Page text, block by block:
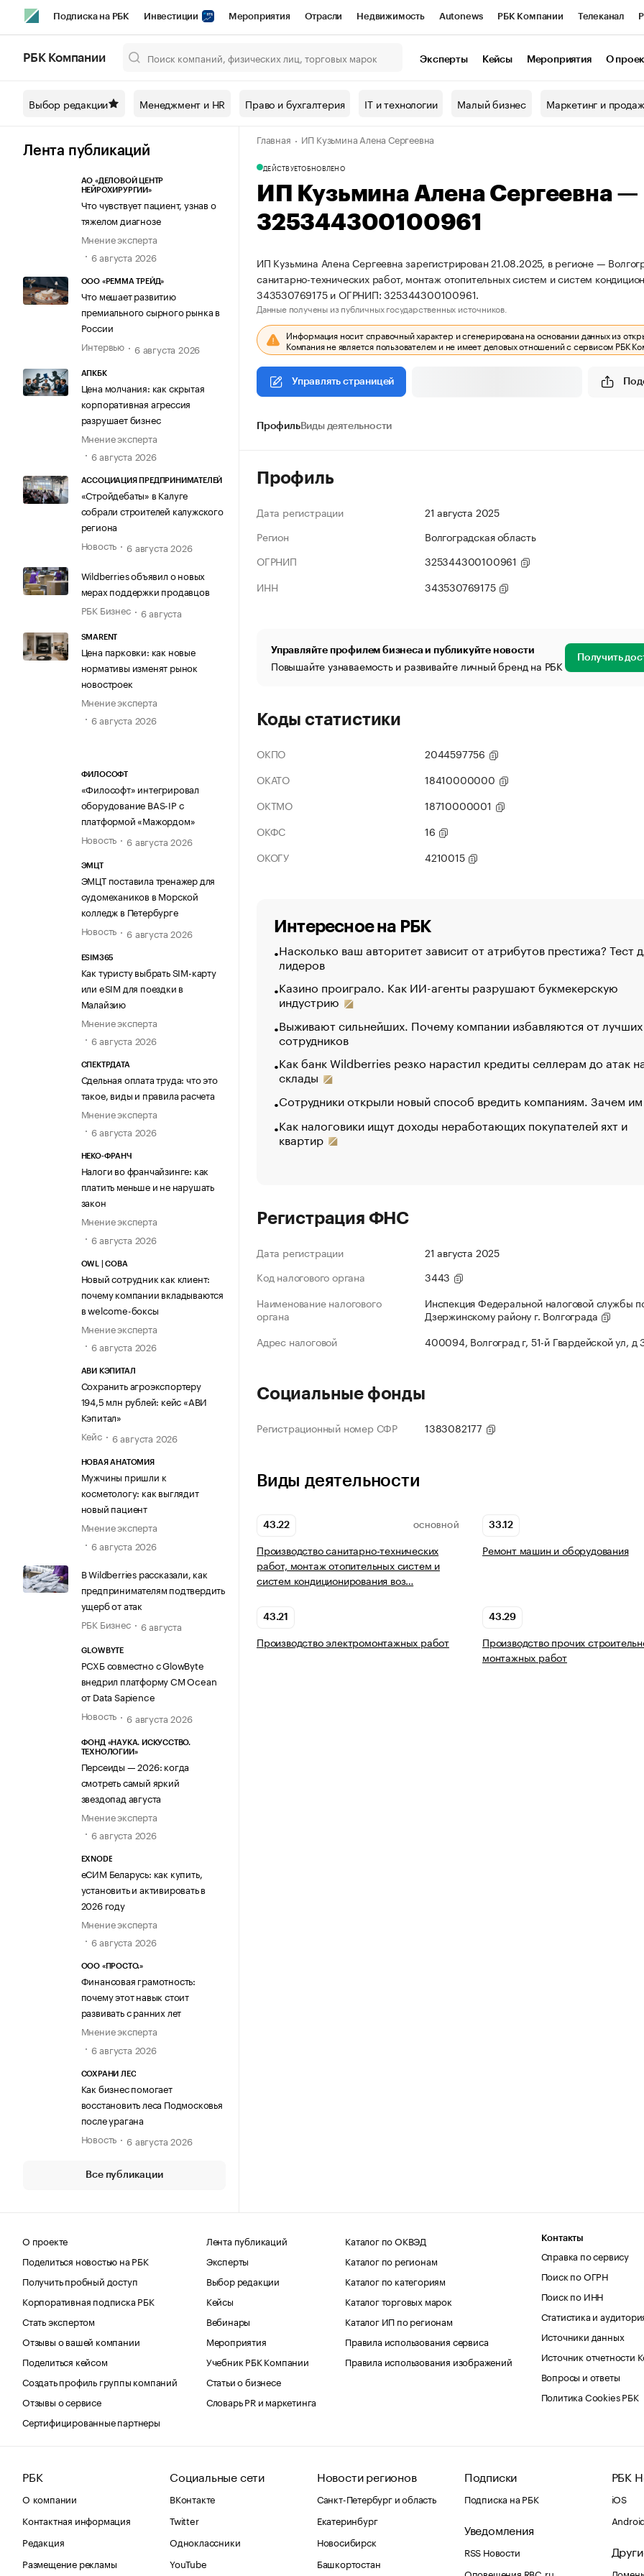
Подписка на РБК Инвестиции Мероприятия Отрасли Недвижимость Autonews РБК Компании Телеканал
Спецпроекты СПб Конференции СПб Спецпроекты Проверка контрагентов
Технологии и медиа Рынок наличной валюты
РБК Компании Эксперты Кейсы Мероприятия О
Выбор редакции Менеджмент и HR Право и бухгалтерия IT и технологии Малый бизнес Маркетинг и
Лента публикаций
АО «ДЕЛОВОЙ ЦЕНТР
НЕЙРОХИРУРГИИ»
Что чувствует пациент, узнав о
тяжелом диагнозе
Мнение эксперта
6 августа 2026
ООО «РЕММА ТРЕЙД»
Что мешает развитию
премиального сырного рынка в
России
Интервью
6 августа 2026
АПКБК
Цена молчания: как скрытая
корпоративная агрессия
разрушает бизнес
Мнение эксперта
6 августа 2026
АССОЦИАЦИЯ ПРЕДПРИНИМАТЕЛЕЙ
«Стройдебаты» в Калуге
собрали строителей калужского
региона
Новость
6 августа 2026
Wildberries объявил о новых
мерах поддержки продавцов
РБК Бизнес
6 августа
SMARENT
Цена парковки: как новые
нормативы изменят рынок
новостроек
Мнение эксперта
6 августа 2026
ФИЛОСОФТ
«Философт» интегрировал
оборудование BAS-IP с
платформой «Мажордом»
Новость
6 августа 2026
ЭМЦТ
ЭМЦТ поставила тренажер для
судомехаников в Морской
колледж в Петербурге
Новость
6 августа 2026
ESIM365
Как туристу выбрать SIM-карту
или eSIM для поездки в
Малайзию
Мнение эксперта
6 августа 2026
СПЕКТРДАТА
Сдельная оплата труда: что это
такое, виды и правила расчета
Мнение эксперта
6 августа 2026
НЕКО-ФРАНЧ
Налоги во франчайзинге: как
платить меньше и не нарушать
закон
Мнение эксперта
6 августа 2026
OWL | СОВА
Новый сотрудник как клиент:
почему компании вкладываются
в welcome-боксы
Мнение эксперта
6 августа 2026
АВИ КЭПИТАЛ
Сохранить агроэкспортеру
194,5 млн рублей: кейс «АВИ
Кэпитал»
Кейс
6 августа 2026
НОВАЯ АНАТОМИЯ
Мужчины пришли к
косметологу: как выглядит
новый пациент
Мнение эксперта
6 августа 2026
В Wildberries рассказали, как
предпринимателям подтвердить
ущерб от атак
РБК Бизнес
6 августа
GLOWBYTE
РСХБ совместно с GlowByte
внедрил платформу CM Ocean
от Data Sapience
Новость
6 августа 2026
ФОНД «НАУКА. ИСКУССТВО.
ТЕХНОЛОГИИ»
Персеиды — 2026: когда
смотреть самый яркий
звездопад августа
Мнение эксперта
6 августа 2026
EXNODE
еСИМ Беларусь: как купить,
установить и активировать в
2026 году
Мнение эксперта
6 августа 2026
ООО «ПРОСТО.»
Финансовая грамотность:
почему этот навык стоит
развивать с ранних лет
Мнение эксперта
6 августа 2026
СОХРАНИ ЛЕС
Как бизнес помогает
восстановить леса Подмосковья
после урагана
Новость
6 августа 2026
Все публикации
Главная ИП Кузьмина Алена Сергеевна
ДЕЙСТВУЕТОБНОВЛЕНО
ИП Кузьмина Алена Сергеевна
325344300100961
ИП Кузьмина Алена Сергеевна зарегистрирован 21.08.2025, в регионе —
санитарно-технических работ, монтаж отопительных систем и систем
343530769175 и ОГРНИП: 325344300100961.
Данные получены из публичных государственных источников.
Информация носит справочный характер и сгенерирована на основании данных из
Компания не является пользователем и не имеет деловых отношений с сервисом РБК
Управлять страницей
ПрофильВиды деятельности
Профиль
Дата регистрации
21 августа 2025
Регион
Волгоградская область
ОГРНИП
325344300100961
ИНН
343530769175
Управляйте профилем бизнеса и публикуйте новости
Повышайте узнаваемость и развивайте личный бренд на РБК Получить
Коды статистики
ОКПО
2044597756
ОКАТО
18410000000
ОКТМО
18710000001
ОКФС
16
ОКОГУ
4210015
Интересное на РБК
Насколько ваш авторитет зависит от атрибутов престижа? Тест
лидеров
Казино проиграло. Как ИИ-агенты разрушают букмекерскую
индустрию
Выживают сильнейших. Почему компании избавляются от лучших
сотрудников
Как банк Wildberries резко нарастил кредиты селлерам до атак
склады
Сотрудники открыли новый способ вредить компаниям. Зачем
Как налоговики ищут доходы неработающих покупателей яхт и
квартир
Регистрация ФНС
Дата регистрации
21 августа 2025
Код налогового органа
3443
Наименование налогового
органа
Инспекция Федеральной налоговой службы
Дзержинскому району г. Волгограда
Адрес налоговой
400094, Волгоград г, 51-й Гвардейской ул, д
Социальные фонды
Регистрационный номер СФР 1383082177
Виды деятельности
43.22 ОСНОВНОЙ
Производство санитарно-технических
работ, монтаж отопительных систем и
систем кондиционирования воз…
33.12
Ремонт машин и оборудования
43.21
Производство электромонтажных работ
43.29
Производство прочих
монтажных работ
О проекте
Поделиться новостью на РБК
Получить пробный доступ
Корпоративная подписка РБК
Стать экспертом
Отзывы о вашей компании
Поделиться кейсом
Создать профиль группы компаний
Отзывы о сервисе
Сертифицированные партнеры
Лента публикаций
Эксперты
Выбор редакции
Кейсы
Вебинары
Мероприятия
Учебник РБК Компании
Статьи о бизнесе
Словарь PR и маркетинга
Каталог по ОКВЭД
Каталог по регионам
Каталог по категориям
Каталог торговых марок
Каталог ИП по регионам
Правила использования сервиса
Правила использования изображений
Контакты
Справка по сервису
Поиск по ОГРН
Поиск по ИНН
Статистика и
Источники данных
Источник отчетности
Вопросы и ответы
Политика Cookies РБК
РБК
О компании
Контактная информация
Редакция
Размещение рекламы
Социальные сети
ВКонтакте
Twitter
Одноклассники
YouTube
Новости регионов
Санкт-Петербург и область
Екатеринбург
Новосибирск
Башкортостан
Подписки
Подписка на РБК
Уведомления
RSS Новости
Оповещения RBC.ru
РБК
iOS